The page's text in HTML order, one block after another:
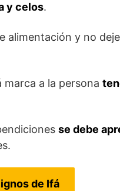
y celos.
alimentación y no
a la persona
se debe
de Ifá